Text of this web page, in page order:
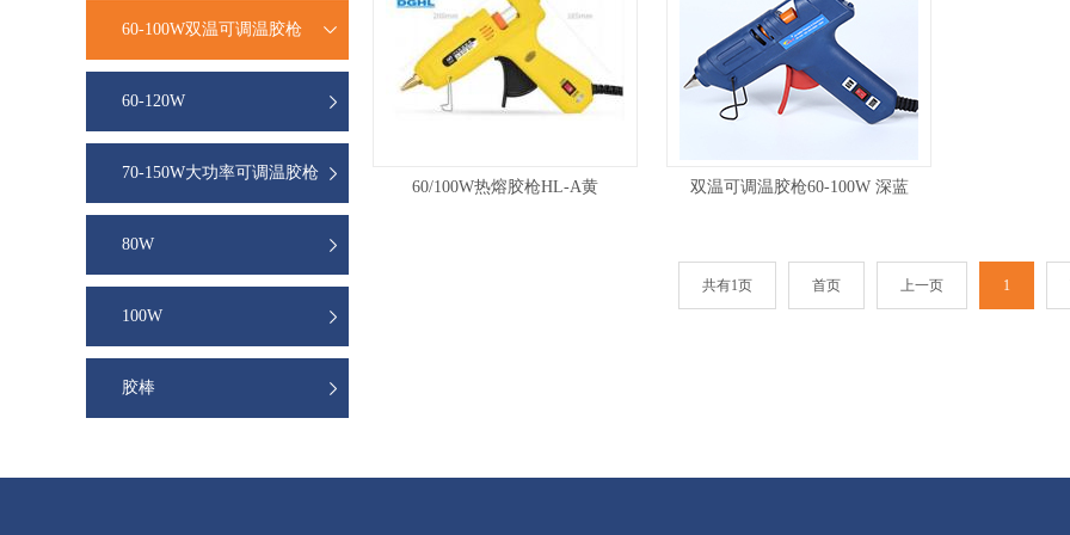
60-100W双温可调温胶枪
60-120W
70-150W大功率可调温胶枪
80W
100W
胶棒
60/100W热熔胶枪HL-A黄 双温可调温胶枪60-100W 深蓝
共有1页 首页 上一页 1